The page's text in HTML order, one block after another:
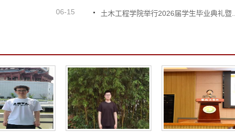
06-15
土木工程学院举行2026届学生毕业典礼暨...